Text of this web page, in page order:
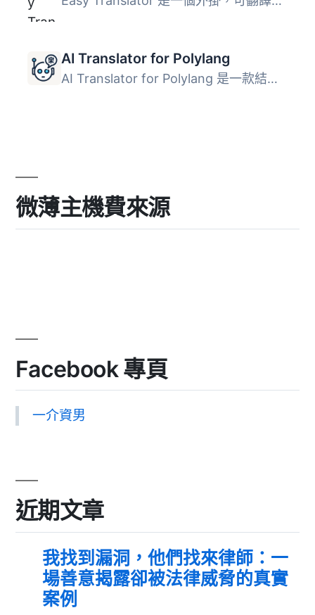
AI Translator for Polylang
AI Translator for Polylang 是一款結合 Polylang 多語系外掛...
微薄主機費來源
Facebook 專頁
一介資男
近期文章
我找到漏洞，他們找來律師：一
場善意揭露卻被法律威脅的真實
案例